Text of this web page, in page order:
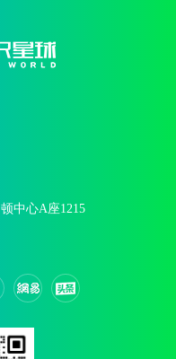
中心A座1215